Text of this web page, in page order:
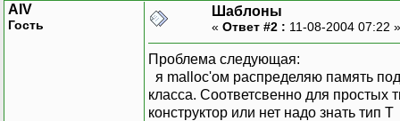
AIV
Гость
Шаблоны
« Ответ #2 : 11-08-2004 07:22
Проблема следующая:
я malloc'ом распределяю память
класса. Соответсвенно для простых
конструктор или нет надо знать тип Т